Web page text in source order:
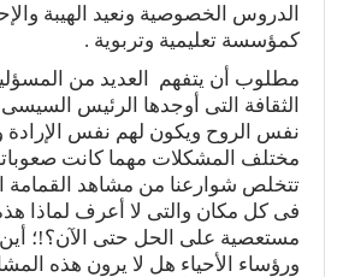
الدروس الخصوصية ونعيد الهيبة
كمؤسسة تعليمية وتربوية .
مطلوب أن يتفهم العديد من
الثقافة التى أوجدها الرئيس
نفس الروح ويكون لهم نفس الإرادة
مختلف المشكلات مهما كانت
تتخلص شوارعنا من مشاهد القمامة
فى كل مكان والتى لا أعرف لماذا
مستعصية على الحل حتى الآن؟!؛ أين
ورؤساء الأحياء هل لا يرون هذه